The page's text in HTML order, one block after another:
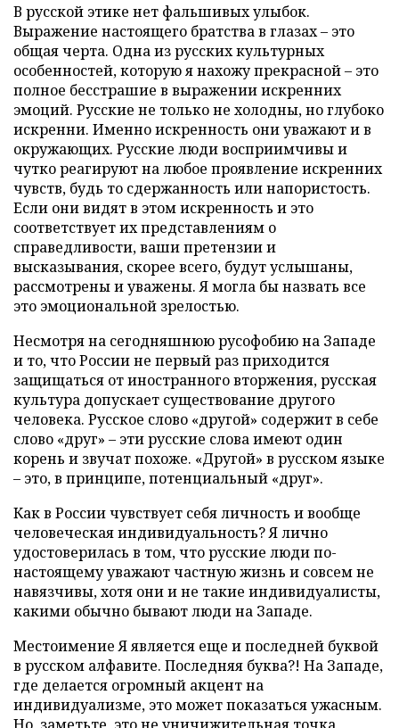
В русской этике нет фальшивых улыбок.
Выражение настоящего братства в глазах – это
общая черта. Одна из русских культурных
особенностей, которую я нахожу прекрасной – это
полное бесстрашие в выражении искренних
эмоций. Русские не только не холодны, но глубоко
искренни. Именно искренность они уважают и в
окружающих. Русские люди восприимчивы и
чутко реагируют на любое проявление искренних
чувств, будь то сдержанность или напористость.
Если они видят в этом искренность и это
соответствует их представлениям о
справедливости, ваши претензии и
высказывания, скорее всего, будут услышаны,
рассмотрены и уважены. Я могла бы назвать все
это эмоциональной зрелостью.
Несмотря на сегодняшнюю русофобию на Западе
и то, что России не первый раз приходится
защищаться от иностранного вторжения, русская
культура допускает существование другого
человека. Русское слово «другой» содержит в себе
слово «друг» – эти русские слова имеют один
корень и звучат похоже. «Другой» в русском языке
– это, в принципе, потенциальный «друг».
Как в России чувствует себя личность и вообще
человеческая индивидуальность? Я лично
удостоверилась в том, что русские люди по-
настоящему уважают частную жизнь и совсем не
навязчивы, хотя они и не такие индивидуалисты,
какими обычно бывают люди на Западе.
Местоимение Я является еще и последней буквой
в русском алфавите. Последняя буква?! На Западе,
где делается огромный акцент на
индивидуализме, это может показаться ужасным.